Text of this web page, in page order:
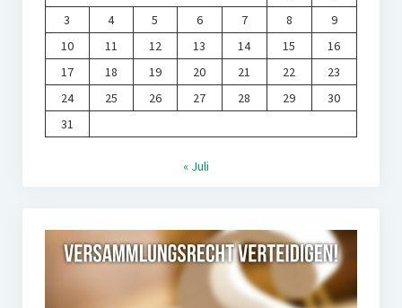
3
4 5 6 7 8
9
10
11 12 13 14 15
16
17
18 19 20 21 22
23
24
25 26 27 28 29
30
31
« Juli